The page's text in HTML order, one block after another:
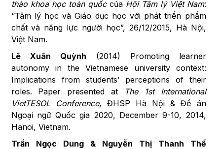
thảo khoa học toàn quốc của Hội Tâm lý Việt Nam:
“Tâm lý học và Giáo dục học với phát triển phẩm
chất và năng lực người học”, 26/12/2015, Hà Nội,
Việt Nam.
Lê Xuân Quỳnh (2014) Promoting learner
autonomy in the Vietnamese university context:
Implications from students’ perceptions of their
roles. Paper presented at The 1st International
VietTESOL Conference, ĐHSP Hà Nội & Đề án
Ngoại ngữ Quốc gia 2020, December 9-10, 2014,
Hanoi, Vietnam.
Trần Ngọc Dung & Nguyễn Thị Thanh Thế